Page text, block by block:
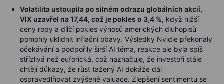
Volatilita ustoupila po silném odrazu globálních akcií,
VIX uzavřel na 17,44, což je pokles o 3,4 %, když nižší
ceny ropy a dílčí pokles výnosů amerických dluhopisů
pomohly uklidnit inflační obavy. Výsledky Nvidie překonaly
očekávání a podpořily širší AI téma, reakce ale byla spíš
střízlivá než euforická, což naznačuje, že investoři stále
chtějí důkazy, že růst tažený AI dokáže dál
ospravedlňovat zvýšené valuace. Zlepšení sentimentu se